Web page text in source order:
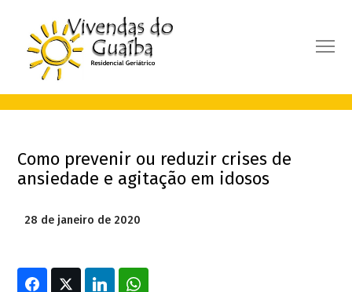
Como prevenir ou reduzir crises de
ansiedade e agitação em idosos
28 de janeiro de 2020